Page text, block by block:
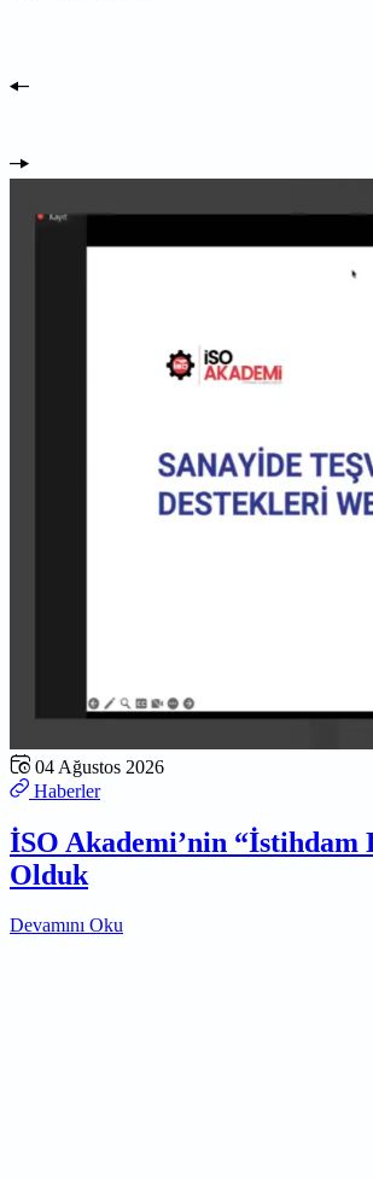
04 Ağustos 2026
Haberler
İSO Akademi’nin “İstihdam
Olduk
Devamını Oku